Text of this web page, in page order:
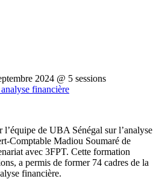
2024 @ 5 sessions
financière
de UBA Sénégal sur l’analyse
Comptable Madiou Soumaré de
avec 3FPT. Cette formation
a permis de former 74 cadres de la
financière.